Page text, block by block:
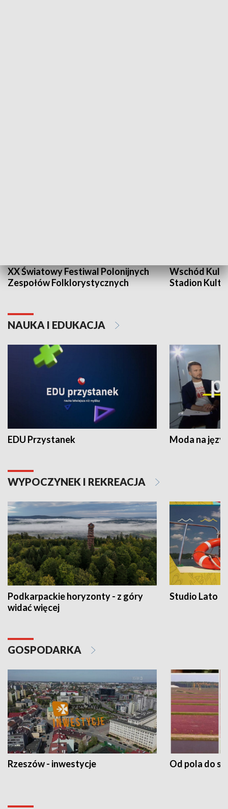
XX Światowy Festiwal Polonijnych
Zespołów Folklorystycznych
Wschód
Stadion
NAUKA I EDUKACJA
EDU Przystanek Moda na
WYPOCZYNEK I REKREACJA
Podkarpackie horyzonty - z góry
widać więcej
Studio Lato
GOSPODARKA
Rzeszów - inwestycje Od pola do